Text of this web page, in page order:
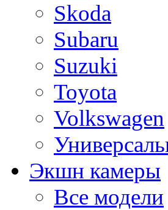
Skoda
Subaru
Suzuki
Toyota
Volkswagen
Экшн камеры
Все модели